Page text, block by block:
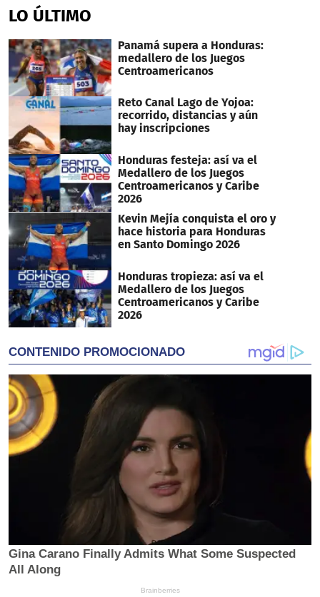
of
36
LO ÚLTIMO
Panamá supera a Honduras:
medallero de los Juegos
Centroamericanos
Reto Canal Lago de Yojoa:
recorrido, distancias y aún
hay inscripciones
Honduras festeja: así va el
Medallero de los Juegos
Centroamericanos y Caribe
2026
Kevin Mejía conquista el oro y
hace historia para Honduras
en Santo Domingo 2026
Honduras tropieza: así va el
Medallero de los Juegos
Centroamericanos y Caribe
2026